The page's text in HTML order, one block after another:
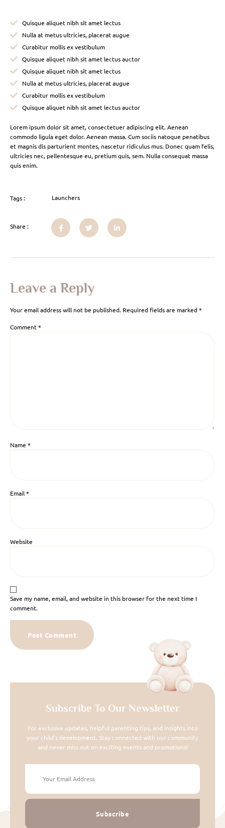
Quisque aliquet nibh sit amet lectus
Nulla at metus ultricies, placerat augue
Curabitur mollis ex vestibulum
Quisque aliquet nibh sit amet lectus auctor
Quisque aliquet nibh sit amet lectus
Nulla at metus ultricies, placerat augue
Curabitur mollis ex vestibulum
Quisque aliquet nibh sit amet lectus auctor
Lorem ipsum dolor sit amet, consectetuer adipiscing elit. Aenean
commodo ligula eget dolor. Aenean massa. Cum sociis natoque penatibus
et magnis dis parturient montes, nascetur ridiculus mus. Donec quam felis,
ultricies nec, pellentesque eu, pretium quis, sem. Nulla consequat massa
quis enim.
Tags : Launchers
Share :
Leave a Reply
Your email address will not be published. Required fields are marked*
Comment*
Name *
Email*
Website
Save my name, email, and website in this browser for the next time I
comment.
Subscribe To Our Newsletter
For exclusive updates, helpful parenting tips, and insights into
your child's development. Stay connected with our community
and never miss out on exciting events and promotions!
Subscribe